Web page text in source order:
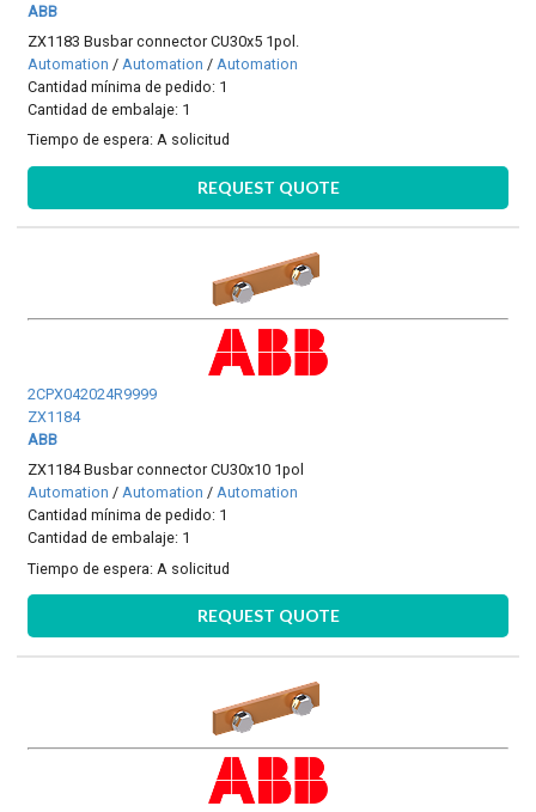
ABB
ZX1183 Busbar connector CU30x5 1pol.
Automation / Automation / Automation
Cantidad mínima de pedido: 1
Cantidad de embalaje: 1
Tiempo de espera:A solicitud
REQUEST QUOTE
2CPX042024R9999
ZX1184
ABB
ZX1184 Busbar connector CU30x10 1pol
Automation /Automation /Automation
Cantidad mínima de pedido: 1
Cantidad de embalaje: 1
Tiempo de espera: A solicitud
REQUEST QUOTE